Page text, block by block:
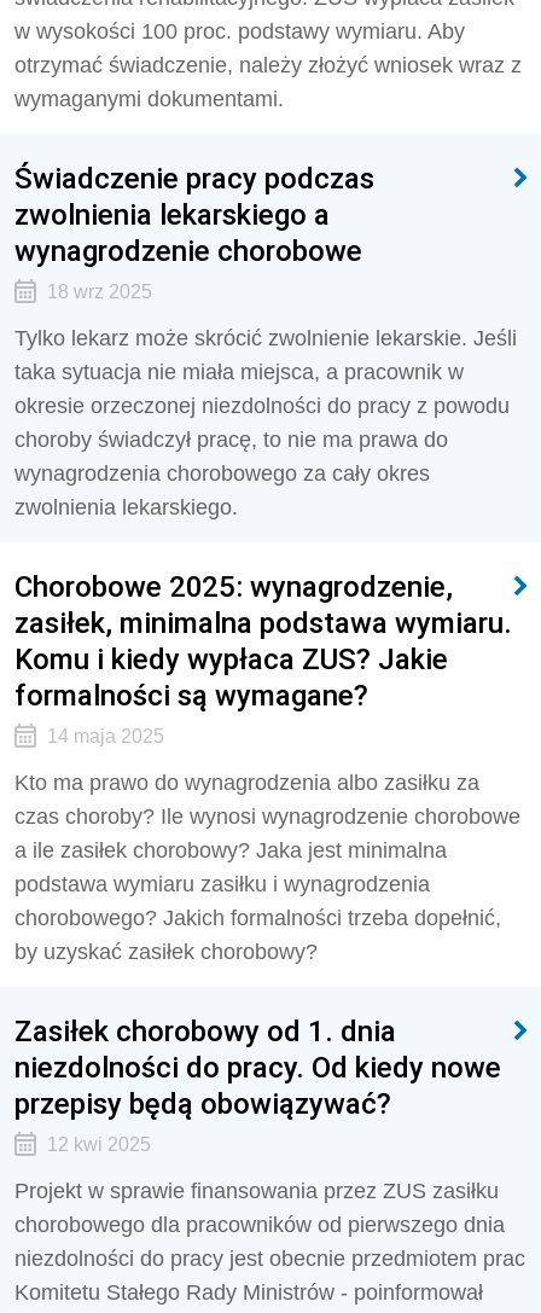
w wysokości 100 proc. podstawy wymiaru. Aby
otrzymać świadczenie, należy złożyć wniosek wraz z
wymaganymi dokumentami.
Świadczenie pracy podczas
zwolnienia lekarskiego a
wynagrodzenie chorobowe
18 wrz 2025
Tylko lekarz może skrócić zwolnienie lekarskie. Jeśli
taka sytuacja nie miała miejsca, a pracownik w
okresie orzeczonej niezdolności do pracy z powodu
choroby świadczył pracę, to nie ma prawa do
wynagrodzenia chorobowego za cały okres
zwolnienia lekarskiego.
Chorobowe 2025: wynagrodzenie,
zasiłek, minimalna podstawa wymiaru.
Komu i kiedy wypłaca ZUS? Jakie
formalności są wymagane?
14 maja 2025
Kto ma prawo do wynagrodzenia albo zasiłku za
czas choroby? Ile wynosi wynagrodzenie chorobowe
a ile zasiłek chorobowy? Jaka jest minimalna
podstawa wymiaru zasiłku i wynagrodzenia
chorobowego? Jakich formalności trzeba dopełnić,
by uzyskać zasiłek chorobowy?
Zasiłek chorobowy od 1. dnia
niezdolności do pracy. Od kiedy nowe
przepisy będą obowiązywać?
12 kwi 2025
Projekt w sprawie finansowania przez ZUS zasiłku
chorobowego dla pracowników od pierwszego dnia
niezdolności do pracy jest obecnie przedmiotem prac
Komitetu Stałego Rady Ministrów - poinformował